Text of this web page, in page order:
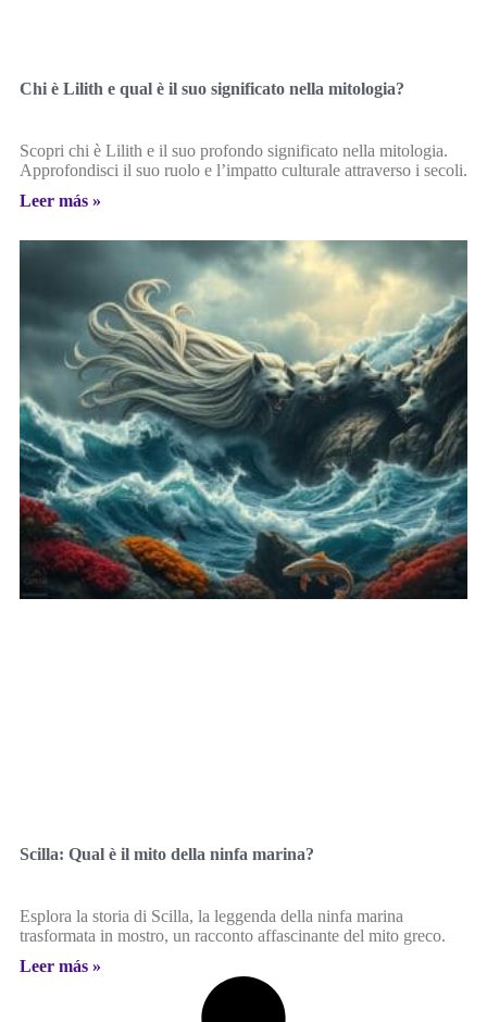
Chi è Lilith e qual è il suo significato nella mitologia?
Scopri chi è Lilith e il suo profondo significato nella mitologia.
Approfondisci il suo ruolo e l’impatto culturale attraverso i secoli.
Leer más »
Scilla: Qual è il mito della ninfa marina?
Esplora la storia di Scilla, la leggenda della ninfa marina
trasformata in mostro, un racconto affascinante del mito greco.
Leer más »